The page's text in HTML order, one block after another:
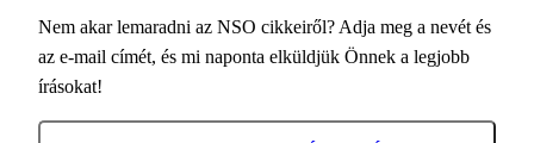
Nem akar lemaradni az NSO cikkeiről? Adja meg a nevét és
az e-mail címét, és mi naponta elküldjük Önnek a legjobb
írásokat!